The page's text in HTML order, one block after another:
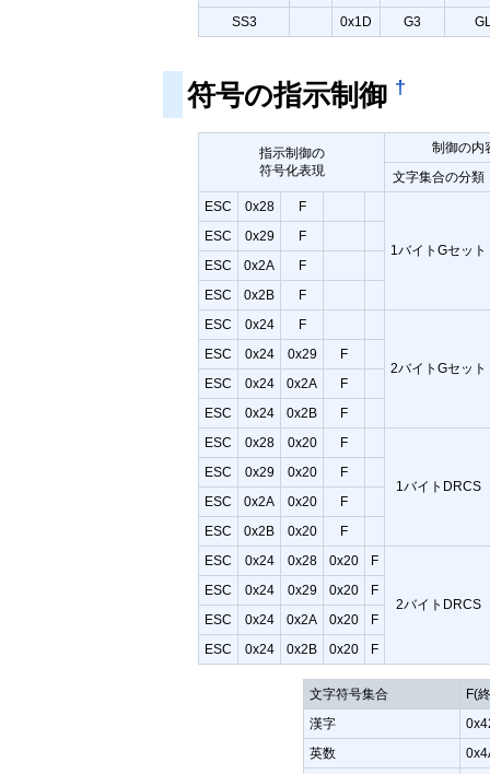
SS3 0x1D G3
符号の指示制御 †
指示制御の
符号化表現
制御の内
文字集合の分類
ESC 0x28 F
1バイトGセット
ESC 0x29 F
ESC 0x2A F
ESC 0x2B F
ESC 0x24 F
2バイトGセット
ESC 0x24 0x29 F
ESC 0x24 0x2A F
ESC 0x24 0x2B F
ESC 0x28 0x20 F
1バイトDRCS
ESC 0x29 0x20 F
ESC 0x2A 0x20 F
ESC 0x2B 0x20 F
ESC 0x24 0x28 0x20 F
2バイトDRCS
ESC 0x24 0x29 0x20 F
ESC 0x24 0x2A 0x20 F
ESC 0x24 0x2B 0x20 F
文字符号集合 F(
漢字
英数